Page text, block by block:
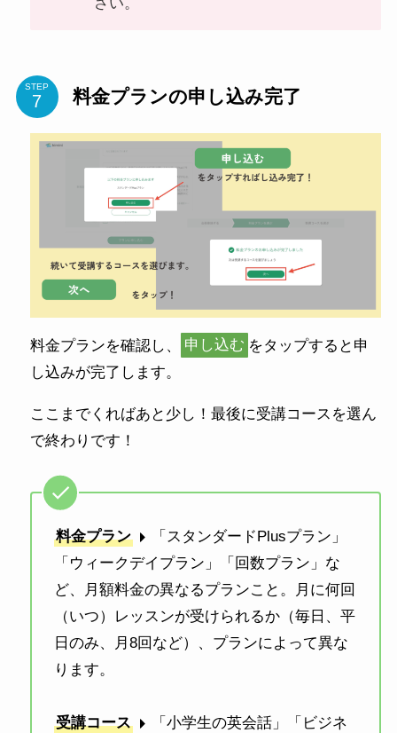
STEP 料金プランの申し込み完了
料金プランを確認し、 申し込む をタップすると申
し込みが完了します。
ここまでくればあと少し！最後に受講コースを選ん
で終わりです！
料金プラン
「スタンダードPlusプラン」
「ウィークデイプラン」「回数プラン」な
ど、月額料金の異なるプランこと。月に何回
（いつ）レッスンが受けられるか（毎日、平
日のみ、月8回など）、プランによって異な
ります。
受講コース
「小学生の英会話」「ビジネ